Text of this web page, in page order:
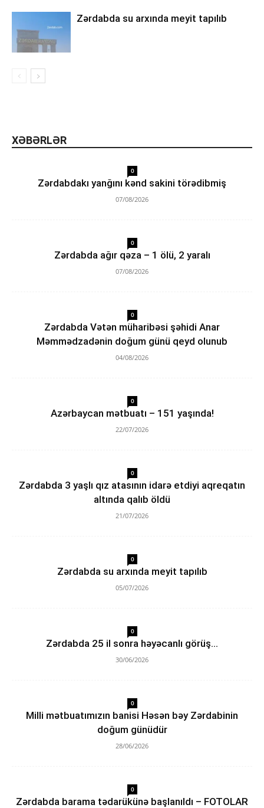
Zərdabda su arxında meyit tapılıb
XƏBƏRLƏR
0
Zərdabdakı yanğını kənd sakini törədibmiş
07/08/2026
0
Zərdabda ağır qəza – 1 ölü, 2 yaralı
07/08/2026
0
Zərdabda Vətən müharibəsi şəhidi Anar
Məmmədzadənin doğum günü qeyd olunub
04/08/2026
0
Azərbaycan mətbuatı – 151 yaşında!
22/07/2026
0
Zərdabda 3 yaşlı qız atasının idarə etdiyi aqreqatın
altında qalıb öldü
21/07/2026
0
Zərdabda su arxında meyit tapılıb
05/07/2026
0
Zərdabda 25 il sonra həyəcanlı görüş…
30/06/2026
0
Milli mətbuatımızın banisi Həsən bəy Zərdabinin
doğum günüdür
28/06/2026
0
Zərdabda barama tədarükünə başlanıldı – FOTOLAR